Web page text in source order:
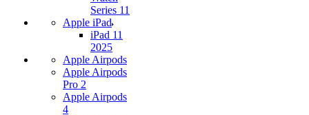
Series 11
Apple iPad
iPad 11
2025
Apple Airpods
Apple Airpods
Pro 2
Apple Airpods
4